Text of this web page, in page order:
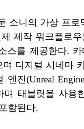
소니의 가상 프로
제작 워크플로
스를 제공한다.
디지털 시네마
엔진(Unreal
며 태블릿을 사용
함된다.